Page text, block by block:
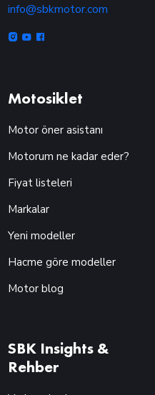
info@sbkmotor.com
Motosiklet
Motor öner asistanı
Motorum ne kadar eder?
Fiyat listeleri
Markalar
Yeni modeller
Hacme göre modeller
Motor blog
SBK Insights &
Rehber